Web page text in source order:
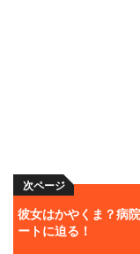
次ページ
彼女はかやくま？病
ートに迫る！